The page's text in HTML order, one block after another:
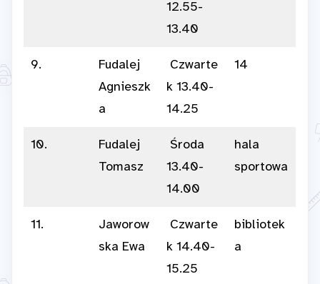
12.55-
13.40
9.
Fudalej
Agnieszk
a
Czwarte
k 13.40-
14.25
14
10.
Fudalej
Tomasz
Środa
13.40-
14.00
hala
sportowa
11.
Jaworow
ska Ewa
Czwarte
k 14.40-
15.25
bibliotek
a